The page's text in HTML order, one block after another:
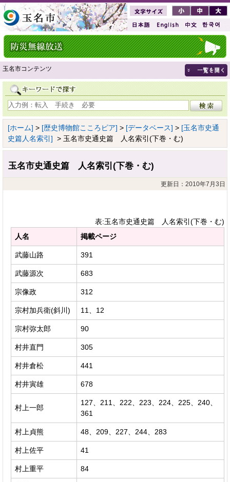
玉名市コンテンツ
[ホーム] > [歴史博物館こころピア] > [データベース] > [玉名市史通
史篇人名索引] > 玉名市史通史篇 人名索引(下巻・む)
玉名市史通史篇 人名索引(下巻・む)
更新日：2010年7月3日
表:玉名市史通史篇 人名索引(下巻・む)
人名
掲載ページ
武藤山路 391
武藤源次 683
宗像政 312
宗村加兵衛(斜川) 11、12
宗村弥太郎 90
村井直門 305
村井倉松 441
村井寅雄 678
村上一郎
127、211、222、223、224、225、240、
361
村上貞熊 48、209、227、244、283
村上佐平 41
村上重平 84